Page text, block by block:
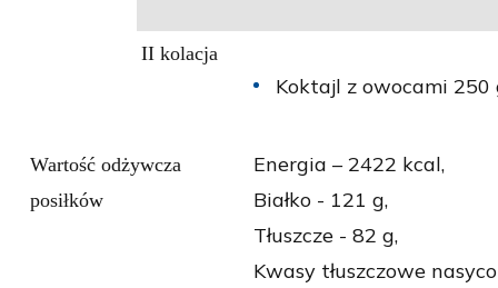
II kolacja
Koktajl z owocami 250
Wartość odżywcza
posiłków
Energia – 2422 kcal,
Białko - 121 g,
Tłuszcze - 82 g,
Kwasy tłuszczowe